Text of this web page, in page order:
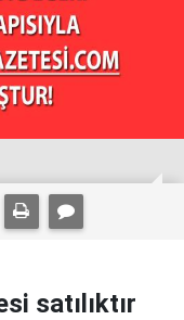
satılıktır